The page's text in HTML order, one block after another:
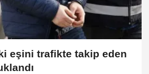
eşini trafikte takip eden